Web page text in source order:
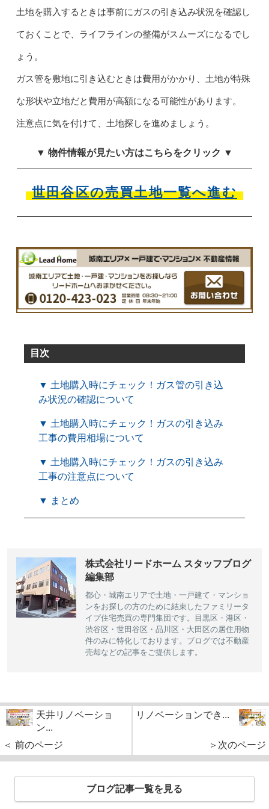
土地を購入するときは事前にガスの引き込み状況を確認し
ておくことで、ライフラインの整備がスムーズになるでし
ょう。
ガス管を敷地に引き込むときは費用がかかり、土地が特殊
な形状や立地だと費用が高額になる可能性があります。
注意点に気を付けて、土地探しを進めましょう。
▼ 物件情報が見たい方はこちらをクリック ▼
世田谷区の売買土地一覧へ進む
目次
▼ 土地購入時にチェック！ガス管の引き込
み状況の確認について
▼ 土地購入時にチェック！ガスの引き込み
工事の費用相場について
▼ 土地購入時にチェック！ガスの引き込み
工事の注意点について
▼ まとめ
株式会社リードホーム スタッフブログ
編集部
都心・城南エリアで土地・一戸建て・マンショ
ンをお探しの方のために結束したファミリータ
イプ住宅売買の専門集団です。目黒区・港区・
渋谷区・世田谷区・品川区・大田区の居住用物
件のみに特化しております。ブログでは不動産
売却などの記事をご提供します。
天井リノベーショ
ン...
＜ 前のページ
リノベーションでき...
＞次のページ
ブログ記事一覧を見る